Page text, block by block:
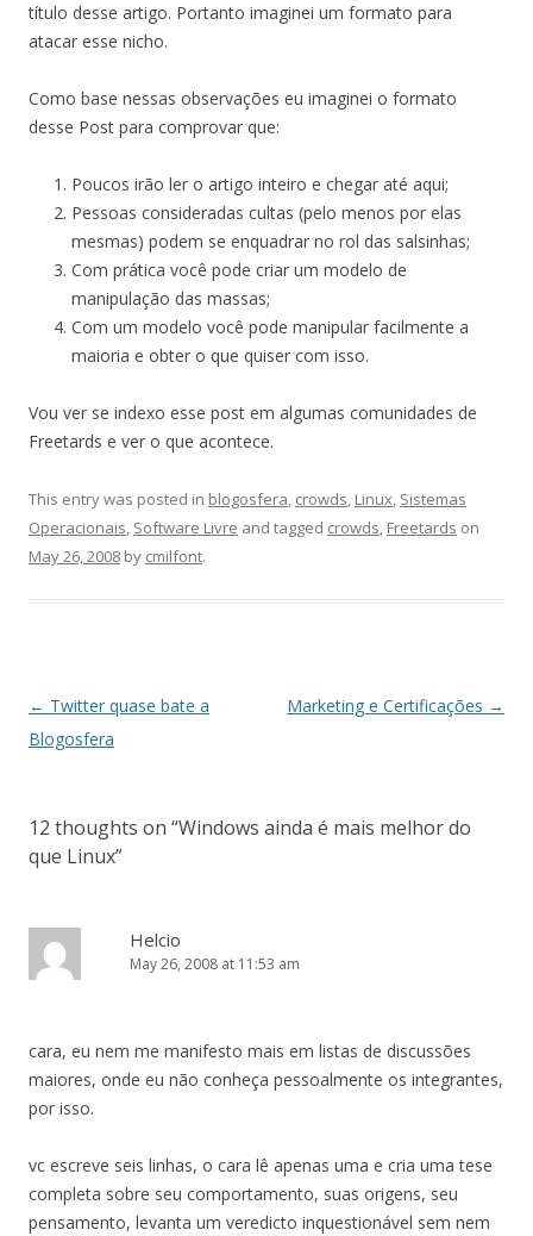
título desse artigo. Portanto imaginei um formato para
atacar esse nicho.
Como base nessas observações eu imaginei o formato
desse Post para comprovar que:
Poucos irão ler o artigo inteiro e chegar até aqui;
Pessoas consideradas cultas (pelo menos por elas
mesmas) podem se enquadrar no rol das salsinhas;
Com prática você pode criar um modelo de
manipulação das massas;
Com um modelo você pode manipular facilmente a
maioria e obter o que quiser com isso.
Vou ver se indexo esse post em algumas comunidades de
Freetards e ver o que acontece.
This entry was posted in blogosfera, crowds, Linux, Sistemas
Operacionais, Software Livre and tagged crowds, Freetards on
May 26, 2008 by cmilfont.
Post
navigation
← Twitter quase bate a
Blogosfera
Marketing e Certificações →
12 thoughts on “Windows ainda é mais melhor do
que Linux”
Helcio
May 26, 2008 at 11:53 am
cara, eu nem me manifesto mais em listas de discussões
maiores, onde eu não conheça pessoalmente os integrantes,
por isso.
vc escreve seis linhas, o cara lê apenas uma e cria uma tese
completa sobre seu comportamento, suas origens, seu
pensamento, levanta um veredicto inquestionável sem nem